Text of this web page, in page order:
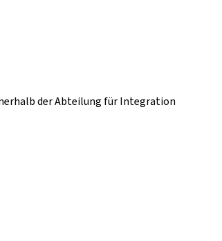
der Abteilung für Integration